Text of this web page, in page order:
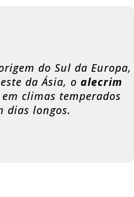
do Sul da Europa,
da Ásia, o alecrim
climas temperados
dias longos.